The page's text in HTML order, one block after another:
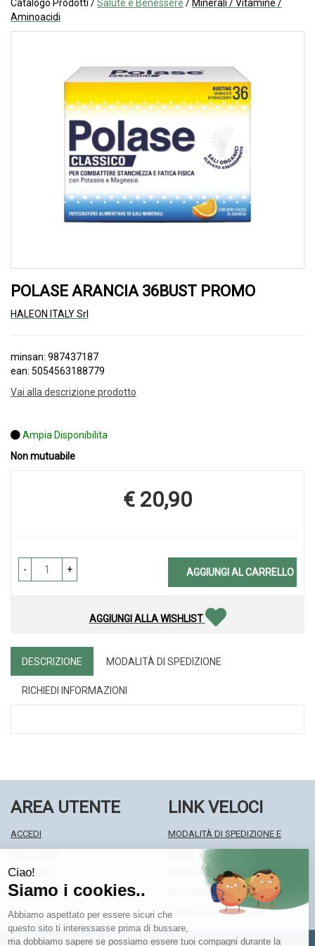
Catalogo Prodotti /Salute e Benessere / Minerali / Vitamine /
Aminoacidi
POLASE ARANCIA 36BUST PROMO
HALEON ITALY Srl
minsan: 987437187
ean: 5054563188779
Vai alla descrizione prodotto
Ampia Disponibilita
Non mutuabile
Prezzo
€ 20,90
- + AGGIUNGI AL CARRELLO
AGGIUNGI ALLA WISHLIST
DESCRIZIONE MODALITÀ DI SPEDIZIONE
RICHIEDI INFORMAZIONI
AREA UTENTE
ACCEDI
WISHLIST
ISCRIZIONE ALLA NEWSLETTER
LINK VELOCI
MODALITÀ DI SPEDIZIONE E
MODALITÀ DI PAGAMENTO
INFORMATIVA PRIVACY
CONDIZIONI DI VENDITA